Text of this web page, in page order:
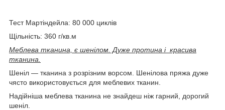
Тест Мартіндейла: 80 000 циклів
Щільність: 360 г/кв.м
Меблева тканина, є шенілом. Дуже протина і красива
тканина.
Шеніл — тканина з розрізним ворсом. Шенілова пряжа дуже
чясто використовується для меблевих тканин.
Надійніша меблева тканина не знайдеш ніж гарний, дорогий
шеніл.